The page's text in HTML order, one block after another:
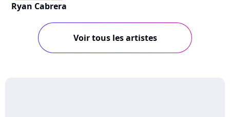
Ryan Cabrera
Voir tous les artistes